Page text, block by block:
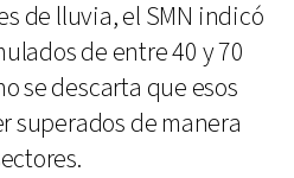
de lluvia, el SMN indicó
de entre 40 y 70
se descarta que esos
superados de manera